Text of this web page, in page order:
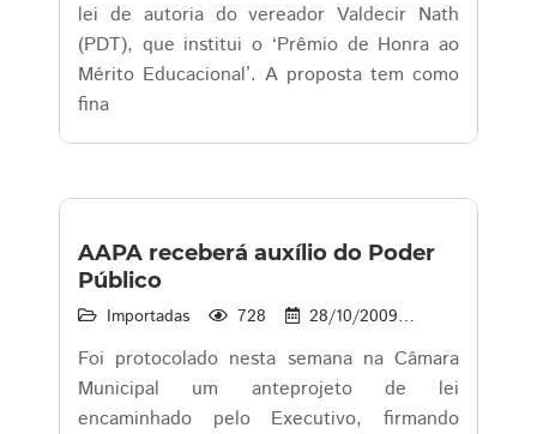
lei de autoria do vereador Valdecir Nath
(PDT), que institui o ‘Prêmio de Honra ao
Mérito Educacional’. A proposta tem como
fina
AAPA receberá auxílio do Poder
Público
Importadas 728 28/10/2009
Foi protocolado nesta semana na Câmara
Municipal um anteprojeto de lei
encaminhado pelo Executivo, firmando